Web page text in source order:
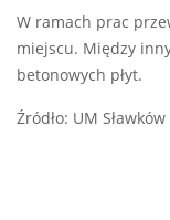
W ramach prac
miejscu. Między
betonowych płyt.
Źródło: UM Sławków